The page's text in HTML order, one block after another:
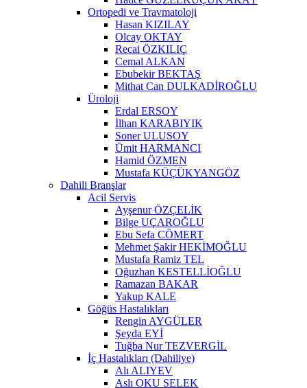
Ortopedi ve Travmatoloji
Hasan KIZILAY
Olcay OKTAY
Recai ÖZKILIÇ
Cemal ALKAN
Ebubekir BEKTAŞ
Mithat Can DULKADİROĞLU
Üroloji
Erdal ERSOY
İlhan KARABIYIK
Soner ULUSOY
Ümit HARMANCI
Hamid ÖZMEN
Mustafa KÜÇÜKYANGÖZ
Dahili Branşlar
Acil Servis
Ayşenur ÖZÇELİK
Bilge UÇAROĞLU
Ebu Sefa CÖMERT
Mehmet Şakir HEKİMOĞLU
Mustafa Ramiz TEL
Oğuzhan KESTELLİOĞLU
Ramazan BAKAR
Yakup KALE
Göğüs Hastalıkları
Rengin AYGÜLER
Şeyda EYİ
Tuğba Nur TEZVERGİL
İç Hastalıkları (Dahiliye)
Alı ALIYEV
Aslı OKU SELEK